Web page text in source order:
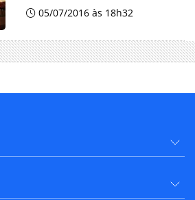
05/07/2016 às 18h32